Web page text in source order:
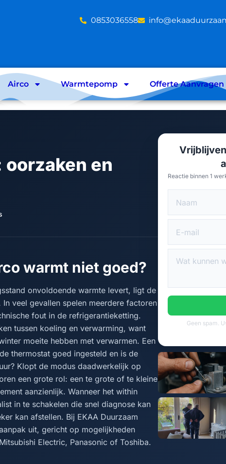
‪0853036558
Airco Warmtepomp Offerte Aanvragen
en
warmt niet goed?
onvoldoende warmte levert, ligt de
veel gevallen spelen meerdere factoren
fout in de refrigerantieketting.
tussen koeling en verwarming, want
moeite hebben met verwarmen. Een
thermostat goed ingesteld en is de
Klopt de modus daadwerkelijk op
een grote rol: een te grote of te kleine
aanzienlijk. Wanneer het within
in te schakelen die snel diagnose kan
kan afstellen. Bij EKAA Duurzaam
uit, gericht op mogelijkheden
Electric, Panasonic of Toshiba.
Reactie binnen 1
Geen spam.